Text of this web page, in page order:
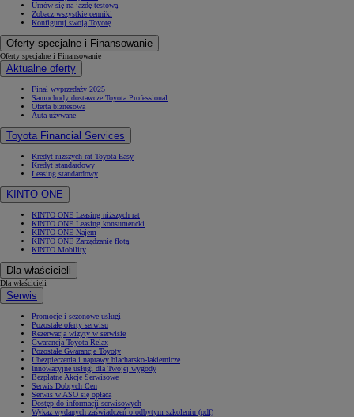
Umów się na jazdę testową
Zobacz wszystkie cenniki
Konfiguruj swoją Toyotę
Oferty specjalne i Finansowanie
Oferty specjalne i Finansowanie
Aktualne oferty
Finał wyprzedaży 2025
Samochody dostawcze Toyota Professional
Oferta biznesowa
Auta używane
Toyota Financial Services
Kredyt niższych rat Toyota Easy
Kredyt standardowy
Leasing standardowy
KINTO ONE
KINTO ONE Leasing niższych rat
KINTO ONE Leasing konsumencki
KINTO ONE Najem
KINTO ONE Zarządzanie flotą
KINTO Mobility
Dla właścicieli
Dla właścicieli
Serwis
Promocje i sezonowe usługi
Pozostałe oferty serwisu
Rezerwacja wizyty w serwisie
Gwarancja Toyota Relax
Pozostałe Gwarancje Toyoty
Ubezpieczenia i naprawy blacharsko-lakiernicze
Innowacyjne usługi dla Twojej wygody
Bezpłatne Akcje Serwisowe
Serwis Dobrych Cen
Serwis w ASO się opłaca
Dostęp do informacji serwisowych
Wykaz wydanych zaświadczeń o odbytym szkoleniu (pdf)